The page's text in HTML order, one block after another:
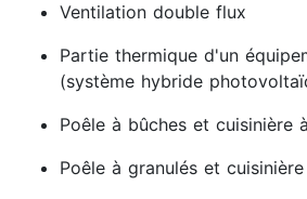
Ventilation double flux
Partie thermique d'un
(système hybride
Poêle à bûches et cuisinière
Poêle à granulés et